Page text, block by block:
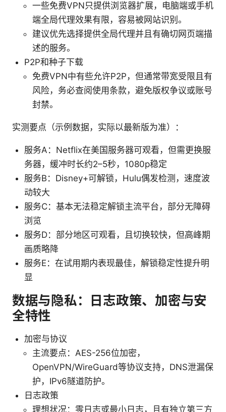
一些免费VPN只提供浏览器扩展，电脑端或手机
端全局代理效果有限，容易被网站识别。
建议优先选择提供全局代理并且有确切网页端描
述的服务。
P2P和种子下载
免费VPN中有些允许P2P，但通常带宽受限且有
风险，务必查阅使用条款，避免版权争议或账号
封禁。
实测要点（示例数据，实际以最新版为准）：
服务A：Netflix在美国服务器可观看，但需更换服
务器，缓冲时长约2–5秒，1080p稳定
服务B：Disney+可解锁，Hulu偶发检测，速度波
动较大
服务C：基本无法稳定解锁主流平台，部分无障碍
浏览
服务D：部分地区可观看，且切换较快，但高峰期
画质略降
服务E：在试用期内表现最佳，解锁稳定性提升明
显
数据与隐私：日志政策、加密与安
全特性
加密与协议
主流要点：AES-256位加密，
OpenVPN/WireGuard等协议支持，DNS泄漏保
护，IPv6隧道防护。
日志政策
理想状况：零日志或最小日志，且有独立第三方